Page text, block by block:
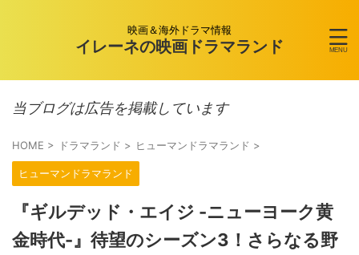
映画＆海外ドラマ情報
イレーネの映画ドラマランド
当ブログは広告を掲載しています
HOME > ドラマランド > ヒューマンドラマランド >
ヒューマンドラマランド
『ギルデッド・エイジ -ニューヨーク黄
金時代-』待望のシーズン3！さらなる野